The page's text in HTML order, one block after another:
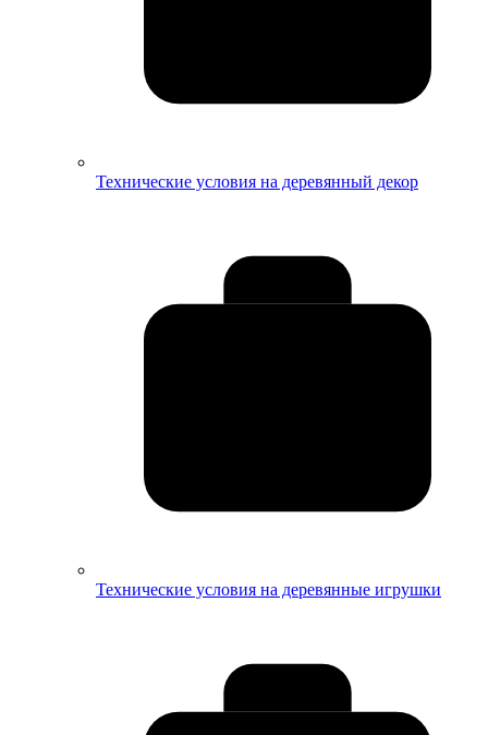
Технические условия на деревянный декор
Технические условия на деревянные игрушки